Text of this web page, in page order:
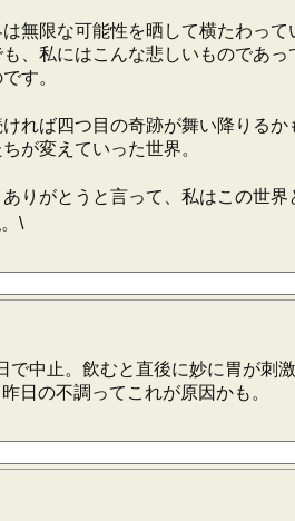
無限な可能性を晒して横たわっ
、私にはこんな悲しいものであ
す。
れば四つ目の奇跡が舞い降りる
が変えていった世界。
りがとうと言って、私はこの世
\
中止。飲むと直後に妙に胃が
日の不調ってこれが原因かも。